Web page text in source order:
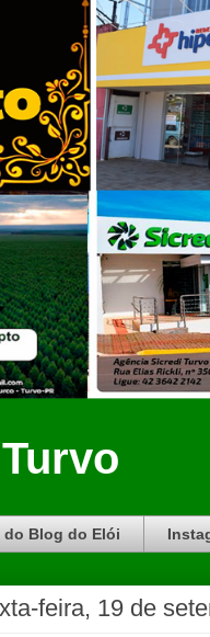
do Blog do Elói
feira, 19 de